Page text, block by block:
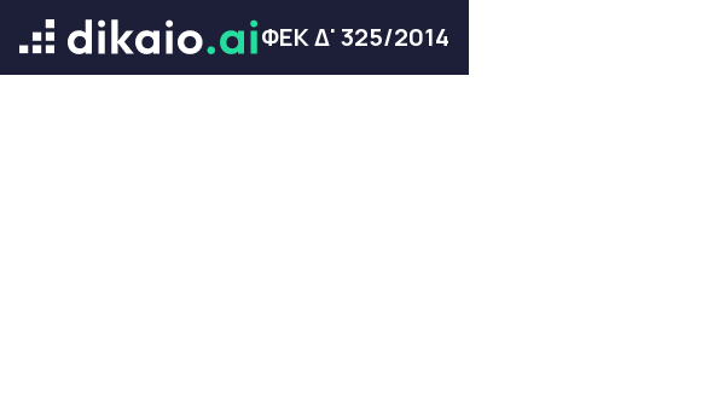
ΦΕΚ Δ' 325/2014